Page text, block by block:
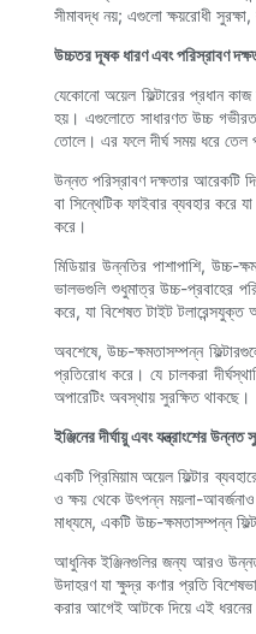
সীমাবদ্ধ নয়; এগুলো ক্ষয়রোধী
উচ্চতর দূষক ধারণ এবং পরিস্রাবণ
যেকোনো অয়েল ফিল্টারের প্রধান
হয়। এগুলোতে সাধারণত উচ্চ
তোলে। এর ফলে দীর্ঘ সময় ধরে তেল
উন্নত পরিস্রাবণ দক্ষতার আরেকটি
বা সিন্থেটিক ফাইবার ব্যবহার করে
করে।
মিডিয়ার উন্নতির পাশাপাশি, উচ্চ-
ভালভগুলি শুধুমাত্র উচ্চ-প্রবাহের
করে, যা বিশেষত টাইট টলারেন্সযুক্ত
অবশেষে, উচ্চ-ক্ষমতাসম্পন্ন
প্রতিরোধ করে। যে চালকরা
অপারেটিং অবস্থায় সুরক্ষিত থাকছে।
ইঞ্জিনের দীর্ঘায়ু এবং যন্ত্রাংশের উন্নত
একটি প্রিমিয়াম অয়েল ফিল্টার
ও ক্ষয় থেকে উৎপন্ন ময়লা-
মাধ্যমে, একটি উচ্চ-ক্ষমতাসম্পন্ন
আধুনিক ইঞ্জিনগুলির জন্য আরও উন্নত
উদাহরণ যা ক্ষুদ্র কণার প্রতি
করার আগেই আটকে দিয়ে এই ধরনের